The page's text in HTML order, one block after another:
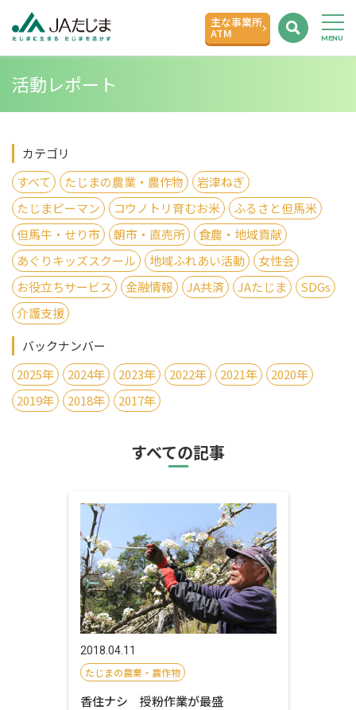
主な事業所
ATM
活動レポート
カテゴリ
すべて
たじまの農業・農作物
岩津ねぎ
たじまピーマン
コウノトリ育むお米
ふるさと但馬米
但馬牛・せり市
朝市・直売所
食農・地域貢献
あぐりキッズスクール
地域ふれあい活動
女性会
お役立ちサービス
金融情報 JA共済 JAたじま
SDGs
介護支援
バックナンバー
2025年
2024年 2023年 2022年 2021年
2020年
2019年
2018年 2017年
すべての記事
2018.04.11
たじまの農業・農作物
香住ナシ 授粉作業が最盛